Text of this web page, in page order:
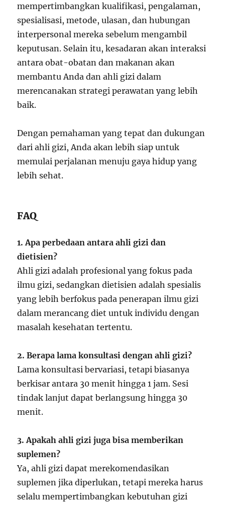
mempertimbangkan kualifikasi, pengalaman,
spesialisasi, metode, ulasan, dan hubungan
interpersonal mereka sebelum mengambil
keputusan. Selain itu, kesadaran akan interaksi
antara obat-obatan dan makanan akan
membantu Anda dan ahli gizi dalam
merencanakan strategi perawatan yang lebih
baik.
Dengan pemahaman yang tepat dan dukungan
dari ahli gizi, Anda akan lebih siap untuk
memulai perjalanan menuju gaya hidup yang
lebih sehat.
FAQ
1. Apa perbedaan antara ahli gizi dan
dietisien?
Ahli gizi adalah profesional yang fokus pada
ilmu gizi, sedangkan dietisien adalah spesialis
yang lebih berfokus pada penerapan ilmu gizi
dalam merancang diet untuk individu dengan
masalah kesehatan tertentu.
2. Berapa lama konsultasi dengan ahli gizi?
Lama konsultasi bervariasi, tetapi biasanya
berkisar antara 30 menit hingga 1 jam. Sesi
tindak lanjut dapat berlangsung hingga 30
menit.
3. Apakah ahli gizi juga bisa memberikan
suplemen?
Ya, ahli gizi dapat merekomendasikan
suplemen jika diperlukan, tetapi mereka harus
selalu mempertimbangkan kebutuhan gizi